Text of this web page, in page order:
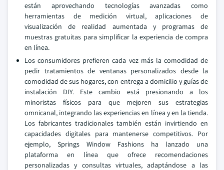
están aprovechando tecnologías avanzadas como
herramientas de medición virtual, aplicaciones de
visualización de realidad aumentada y programas de
muestras gratuitas para simplificar la experiencia de compra
en línea.
Los consumidores prefieren cada vez más la comodidad de
pedir tratamientos de ventanas personalizados desde la
comodidad de sus hogares, con entrega a domicilio y guías de
instalación DIY. Este cambio está presionando a los
minoristas físicos para que mejoren sus estrategias
omnicanal, integrando las experiencias en línea y en la tienda.
Los fabricantes tradicionales también están invirtiendo en
capacidades digitales para mantenerse competitivos. Por
ejemplo, Springs Window Fashions ha lanzado una
plataforma en línea que ofrece recomendaciones
personalizadas y consultas virtuales, adaptándose a las